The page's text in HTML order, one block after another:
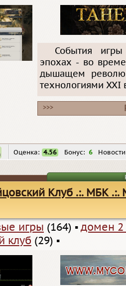
События
эпохах - во
дышащем
технологиями
>>>
Оценка: 4.56 Бонус: 6
Клуб .:. МБК .:.
игры (164) ▪ домен 2
клуб (29) ▪